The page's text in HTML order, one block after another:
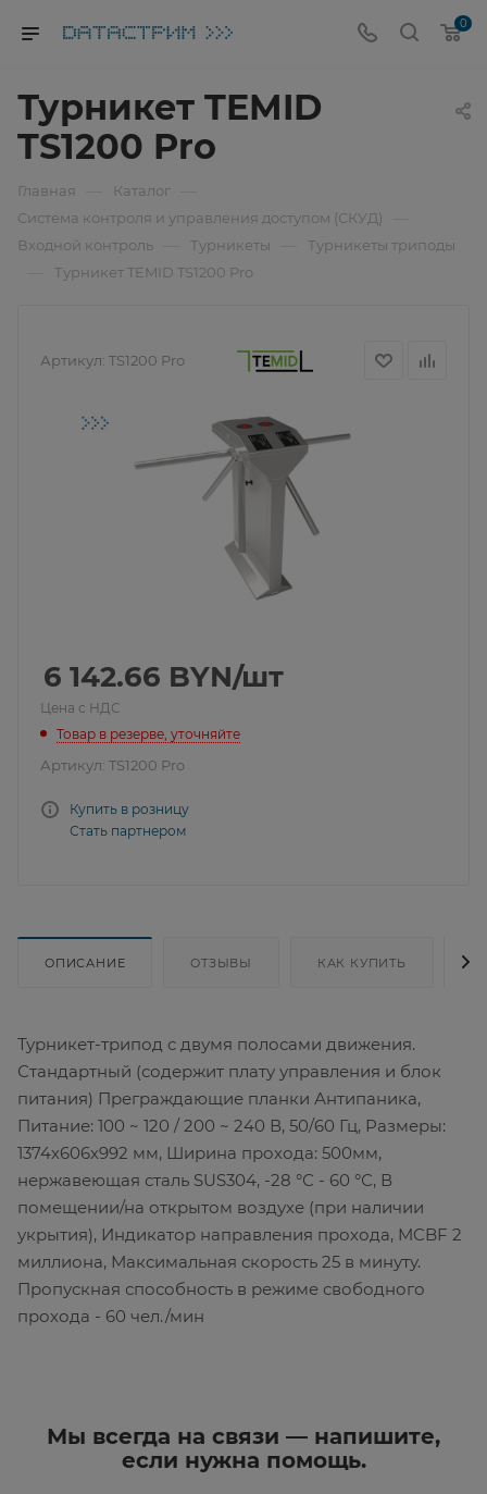
0
Турникет TEMID
TS1200 Pro
Главная Каталог
Система контроля и управления доступом (СКУД)
Входной контроль Турникеты Турникеты триподы
Турникет TEMID TS1200 Pro
Артикул: TS1200 Pro
6 142.66 BYN/шт
Цена с НДС
Товар в резерве, уточняйте
Артикул: TS1200 Pro
Купить в розницу
Стать партнером
ОПИСАНИЕ ОТЗЫВЫ КАК КУПИТЬ
Турникет-трипод с двумя полосами движения.
Стандартный (содержит плату управления и блок
питания) Преграждающие планки Антипаника,
Питание: 100 ~ 120 / 200 ~ 240 В, 50/60 Гц, Размеры:
1374х606х992 мм, Ширина прохода: 500мм,
нержавеющая сталь SUS304, -28 °С - 60 °С, В
помещении/на открытом воздухе (при наличии
укрытия), Индикатор направления прохода, MCBF 2
миллиона, Максимальная скорость 25 в минуту.
Пропускная способность в режиме свободного
прохода - 60 чел./мин
Мы всегда на связи — напишите,
если нужна помощь.